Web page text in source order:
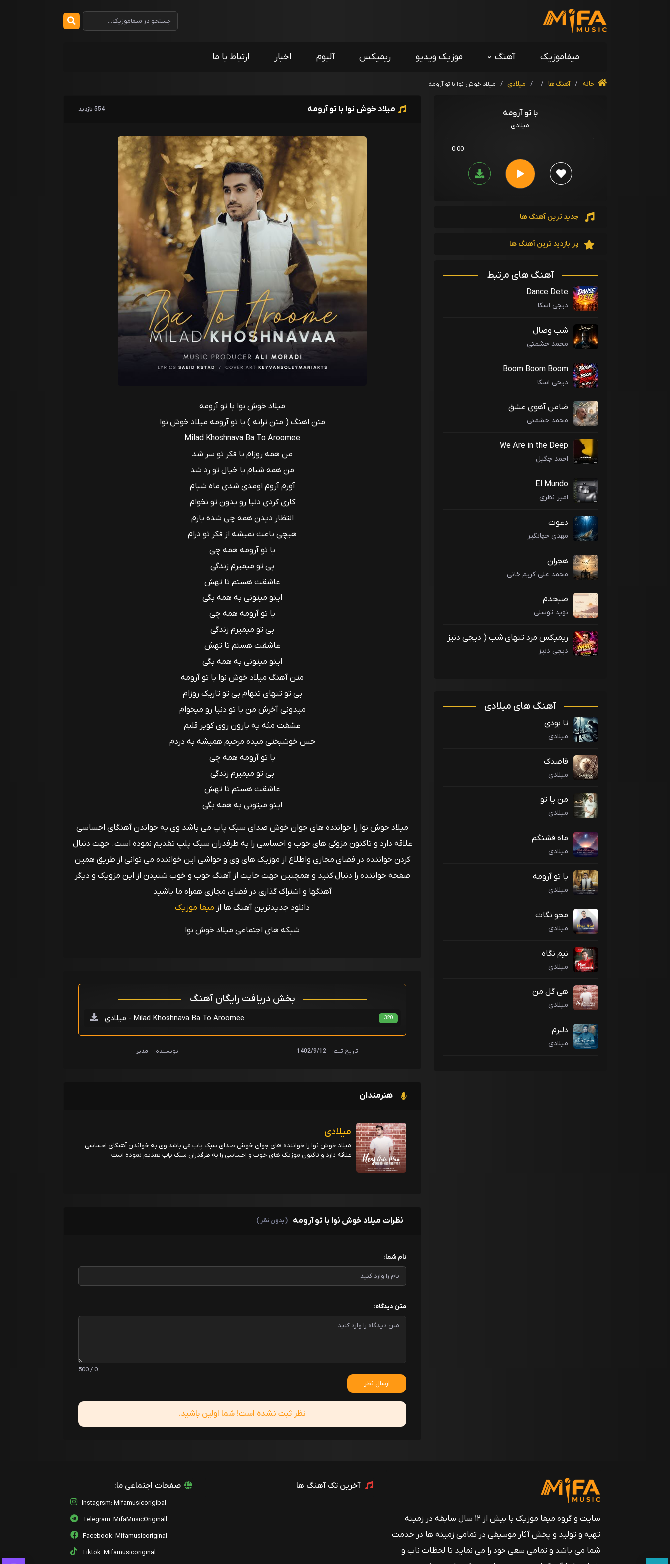
میفاموزیک آهنگ موزیک ویدیو ریمیکس آلبوم اخبار ارتباط با ما
خانه / آهنگ ها /
/ میلادی / میلاد خوش نوا با تو آرومه
با تو آرومه
میلادی
0:00
جدید ترین آهنگ ها
پر بازدید ترین آهنگ ها
آهنگ های مرتبط
Dance Dete
دیجی اسکا
شب وصال
محمد حشمتی
Boom Boom Boom
دیحی اسکا
ضامن آهوی عشق
محمد حشمتی
We Are in the Deep
احمد چگیل
El Mundo
امیر نظری
دعوت
مهدی جهانگیر
هجران
محمد علی کریم خانی
صبحدم
نوید توسلی
ریمیکس مرد تنهای شب ( دیجی دنیز
)
دیجی دنیز
آهنگ های میلادی
تا بودی
میلادی
قاصدک
میلادی
من یا تو
میلادی
ماه قشنگم
میلادی
با تو آرومه
میلادی
محو نگات
میلادی
نیم نگاه
میلادی
هی گل من
میلادی
دلبرم
میلادی
میلاد خوش نوا با تو آرومه 554 بازدید
میلاد خوش نوا با تو آرومه
متن اهنگ ( متن ترانه ) با تو آرومه میلاد خوش نوا
Milad Khoshnava Ba To Aroomee
من همه روزام با فکر تو سر شد
من همه شبام با خیال تو رد شد
آورم آروم اومدی شدی ماه شبام
کاری کردی دنیا رو بدون تو نخوام
انتظار دیدن همه چی شده بارم
هیچی باعث نمیشه از فکر تو درام
با تو آرومه همه چی
بی تو میمیرم زندگی
عاشقت هستم تا تهش
اینو میتونی به همه بگی
با تو آرومه همه چی
بی تو میمیرم زندگی
عاشقت هستم تا تهش
اینو میتونی به همه بگی
متن آهنگ میلاد خوش نوا با تو آرومه
بی تو تنهای تنهام بی تو تاریک روزام
میدونی آخرش من با تو دنیا رو میخوام
عشقت مثه یه بارون روی کویر قلبم
حس خوشبختی میده مرحیم همیشه به دردم
با تو آرومه همه چی
بی تو میمیرم زندگی
عاشقت هستم تا تهش
اینو میتونی به همه بگی
میلاد خوش نوا زا خواننده های جوان خوش صدای سبک پاپ می باشد وی به خواندن آهنگای احساسی
علاقه دارد و تاکنون مزوکی های خوب و احساسی را به طرفدران سبک پلپ تقدیم نموده است. جهت دنبال
کردن خواننده در فضای مجازی واطلاع از موزیک های وی و حواشی این خواننده می توانی از طریق همین
صفحه خواننده را دنبال کنید و همچنین جهت حایت از آهنگ خوب و خوب شنیدن از این مزویک و دیگر
آهنگها و اشتراک گذاری در فضای مجازی همراه ما باشید
دانلود جدیدترین آهنگ ها از میفا موزیک
شبکه های اجتماعی میلاد خوش نوا
بخش دریافت رایگان آهنگ
میلادی - Milad Khoshnava Ba To Aroomee 320
تاریخ ثبت: 1402/9/12 نویسنده: مدیر
هنرمندان
میلادی
میلاد خوش نوا زا خواننده های جوان خوش صدای سبک پاپ می باشد وی به خواندن آهنگای احساسی
علاقه دارد و تاکنون موزیک های خوب و احساسی را به طرفدران سبک پاپ تقدیم نموده است
نظرات میلاد خوش نوا با تو آرومه ( بدون نظر )
نام شما:
متن دیدگاه:
0 / 500
ارسال نظر
نظر ثبت نشده است! شما اولین باشید.
سایت و گروه میفا موزیک با بیش از ۱۲ سال سابقه در زمینه
تهیه و تولید و پخش آثار موسیقی در تمامی زمینه ها در خدمت
شما می باشد و تمامی سعی خود را می نماید تا لحظات ناب و
آخرین تک آهنگ ها صفحات اجتماعی ما:
Instagrsm: Mifamusicorigibal
Telegram: MifaMusicOriginall
Facebook: Mifamusicoriginal
Tiktok: Mifamusicoriginal